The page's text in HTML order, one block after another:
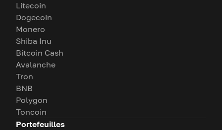
Litecoin
Dogecoin
Monero
Shiba Inu
Bitcoin Cash
Avalanche
Tron
BNB
Polygon
Toncoin
Portefeuilles